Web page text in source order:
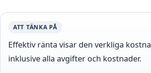
ATT TÄNKA PÅ
Effektiv ränta visar den verkliga
inklusive alla avgifter och kostnader.